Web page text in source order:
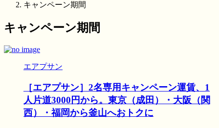
キャンペーン期間
キャンペーン期間
エアプサン
［エアプサン］2名専用キャンペーン運賃、1
人片道3000円から。東京（成田）・大阪（関
西）・福岡から釜山へおトクに